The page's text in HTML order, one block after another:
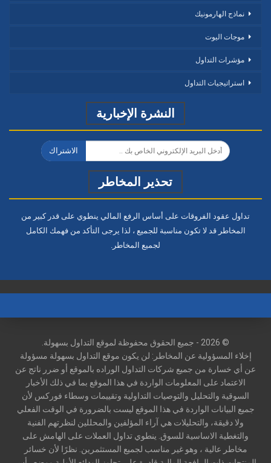
نماذج الهارمونيك
موجات اليوت
مؤشرات التداول
استراتيجيات التداول
النشرة الإخبارية
الاشتراك
تحذير المخاطر
تداول عقود الفروقات على أساس الرفع المالي ينطوي على قدر كبير من
المخاطر قد لا تكون مناسبة للجميع ، لذا يرجى التأكد من فهمك الكامل
لجميع المخاطر.
© 2026 - جميع الحقوق محفوظة لموقع التداول بسهولة.
إخلاء المسؤولية عن المخاطر: لن يكون موقع التداول بسهولة مسؤولة
عن أي خسارة من جميع شركات التداول الوراده بالموقع أو ضرر ناتج عن
الاعتماد على المعلومات الواردة في هذا الموقع بما في ذلك الأخبار
السوقية والتحليل والتوصيات التداولية وتقييمات وسطاء فوركس لأن
جميع البيانات الواردة في هذا الموقع ليست بالضرورة في الوقت الفعلي
ولا دقيقة، والتحليلات هي آراء المؤلفين والمحللين لنظرتهم الفنية
والتغطية الاساسية للسوق. ينطوي تداول العملات على الهامش على
مخاطر عالية ، وهو غير مناسب لجميع المستثمرين. نظرًا لأن خسائر